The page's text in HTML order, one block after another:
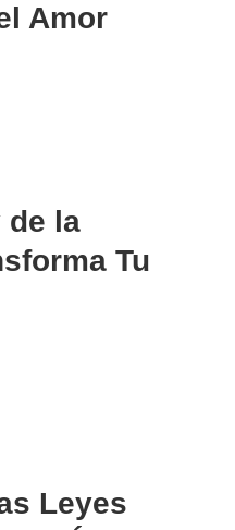
Amor
de la
Tu
Leyes